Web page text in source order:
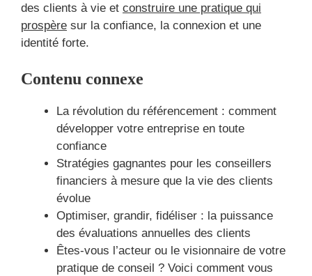
des clients à vie et construire une pratique qui
prospère sur la confiance, la connexion et une
identité forte.
Contenu connexe
La révolution du référencement : comment
développer votre entreprise en toute
confiance
Stratégies gagnantes pour les conseillers
financiers à mesure que la vie des clients
évolue
Optimiser, grandir, fidéliser : la puissance
des évaluations annuelles des clients
Êtes-vous l’acteur ou le visionnaire de votre
pratique de conseil ? Voici comment vous